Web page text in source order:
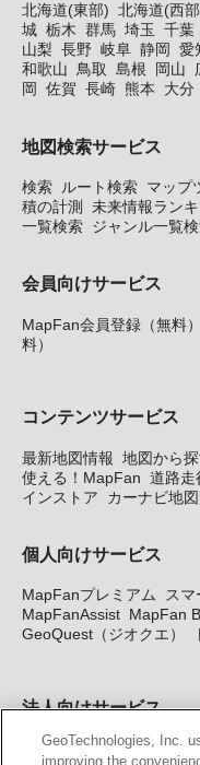
北海道(東部) 北海道(西
城 栃木 群馬 埼玉 千葉
山梨 長野 岐阜 静岡 愛
和歌山 鳥取 島根 岡山
岡
佐賀 長崎 熊本 大分
地図検索サービス
検索 ルート検索 マップ
積の計測
未来情報ラン
一覧検索 ジャンル一覧
会員向けサービス
MapFan会員登録（無料）
料）
コンテンツサービス
最新地図情報 地図から
使える！MapFan 道路走
インストア
カーナビ地
個人向けサービス
MapFanプレミアム
スマ
MapFanAssist MapFan
GeoQuest（ジオクエ）
法人向けサービス
法人向け地図・位置情報
GeoTechnologies, Inc.
improving the